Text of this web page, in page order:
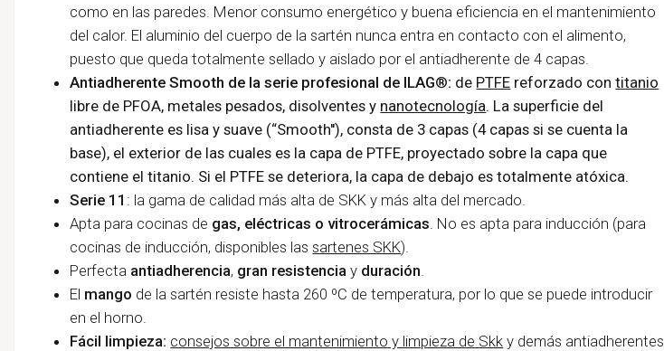
como en las paredes. Menor consumo energético y buena eficiencia en el mantenimiento
del calor. El aluminio del cuerpo de la sartén nunca entra en contacto con el alimento,
puesto que queda totalmente sellado y aislado por el antiadherente de 4 capas.
Antiadherente Smooth de la serie profesional de ILAG®: de PTFE reforzado contitanio
libre de PFOA, metales pesados, disolventes y nanotecnología. La superficie del
antiadherente es lisa y suave (“Smooth''), consta de 3 capas (4 capas si se cuenta la
base), el exterior de las cuales es la capa de PTFE, proyectado sobre la capa que
contiene el titanio. Si el PTFE se deteriora, la capa de debajo es totalmente atóxica.
Serie 11 : la gama de calidad más alta de SKK y más alta del mercado.
Apta para cocinas de gas, eléctricas o vitrocerámicas . No es apta para inducción (para
cocinas de inducción, disponibles lassartenes SKK).
Perfecta antiadherencia, gran resistencia y duración
El mango de la sartén resiste hasta 260 ºC de temperatura, por lo que se puede introducir
en el horno.
Fácil limpieza: consejos sobre el mantenimiento y limpieza de Skk y demás antiadherentes